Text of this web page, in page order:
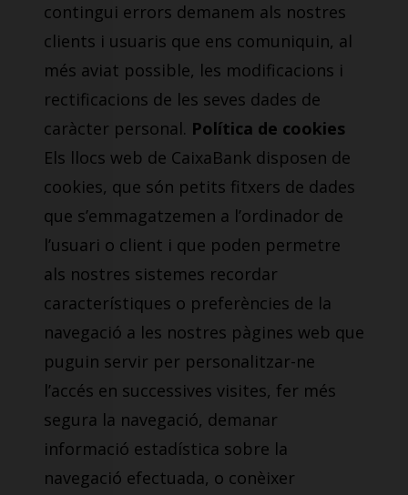
contingui errors demanem als nostres
clients i usuaris que ens comuniquin, al
més aviat possible, les modificacions i
rectificacions de les seves dades de
caràcter personal. Política de cookies
Els llocs web de CaixaBank disposen de
cookies, que són petits fitxers de dades
que s’emmagatzemen a l’ordinador de
l’usuari o client i que poden permetre
als nostres sistemes recordar
característiques o preferències de la
navegació a les nostres pàgines web que
puguin servir per personalitzar-ne
l’accés en successives visites, fer més
segura la navegació, demanar
informació estadística sobre la
navegació efectuada, o conèixer